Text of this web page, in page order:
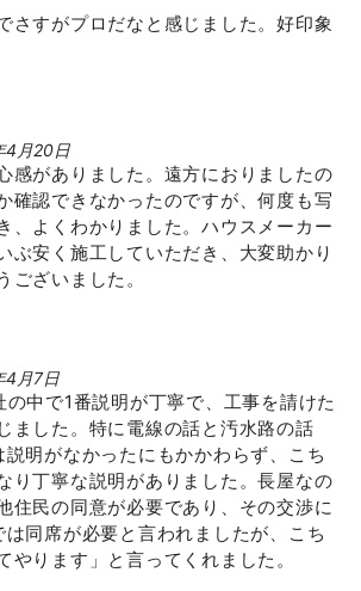
さすがプロだなと感じました。好印象
4月20日
感がありました。遠方におりましたの
確認できなかったのですが、何度も写
、よくわかりました。ハウスメーカー
ぶ安く施工していただき、大変助かり
ございました。
4月7日
中で1番説明が丁寧で、工事を請けた
ました。特に電線の話と汚水路の話
明がなかったにもかかわらず、こち
り丁寧な説明がありました。長屋なの
住民の同意が必要であり、その交渉に
同席が必要と言われましたが、こち
やります」と言ってくれました。